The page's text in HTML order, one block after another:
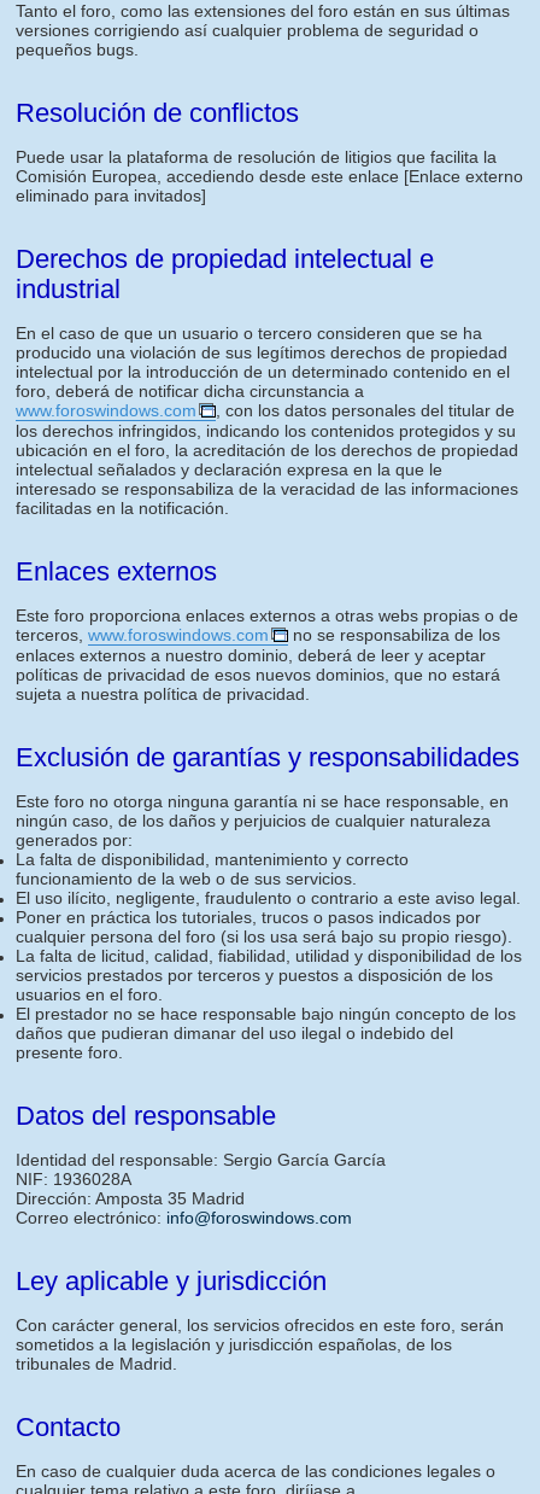
Tanto el foro, como las extensiones del foro están en sus últimas
versiones corrigiendo así cualquier problema de seguridad o
pequeños bugs.
Resolución de conflictos
Puede usar la plataforma de resolución de litigios que facilita la
Comisión Europea, accediendo desde este enlace [Enlace externo
eliminado para invitados]
Derechos de propiedad intelectual e
industrial
En el caso de que un usuario o tercero consideren que se ha
producido una violación de sus legítimos derechos de propiedad
intelectual por la introducción de un determinado contenido en el
foro, deberá de notificar dicha circunstancia a
www.foroswindows.com
, con los datos personales del titular de
los derechos infringidos, indicando los contenidos protegidos y su
ubicación en el foro, la acreditación de los derechos de propiedad
intelectual señalados y declaración expresa en la que le
interesado se responsabiliza de la veracidad de las informaciones
facilitadas en la notificación.
Enlaces externos
Este foro proporciona enlaces externos a otras webs propias o de
terceros, www.foroswindows.com
no se responsabiliza de los
enlaces externos a nuestro dominio, deberá de leer y aceptar
políticas de privacidad de esos nuevos dominios, que no estará
sujeta a nuestra política de privacidad.
Exclusión de garantías y responsabilidades
Este foro no otorga ninguna garantía ni se hace responsable, en
ningún caso, de los daños y perjuicios de cualquier naturaleza
generados por:
La falta de disponibilidad, mantenimiento y correcto
funcionamiento de la web o de sus servicios.
El uso ilícito, negligente, fraudulento o contrario a este aviso legal.
Poner en práctica los tutoriales, trucos o pasos indicados por
cualquier persona del foro (si los usa será bajo su propio riesgo).
La falta de licitud, calidad, fiabilidad, utilidad y disponibilidad de los
servicios prestados por terceros y puestos a disposición de los
usuarios en el foro.
El prestador no se hace responsable bajo ningún concepto de los
daños que pudieran dimanar del uso ilegal o indebido del
presente foro.
Datos del responsable
Identidad del responsable: Sergio García García
NIF: 1936028A
Dirección: Amposta 35 Madrid
Correo electrónico: info@foroswindows.com
Ley aplicable y jurisdicción
Con carácter general, los servicios ofrecidos en este foro, serán
sometidos a la legislación y jurisdicción españolas, de los
tribunales de Madrid.
Contacto
En caso de cualquier duda acerca de las condiciones legales o